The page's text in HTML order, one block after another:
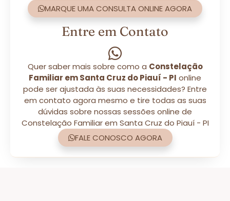
MARQUE UMA CONSULTA ONLINE AGORA
Entre em Contato
Quer saber mais sobre como a Constelação
Familiar em Santa Cruz do Piauí - PI online
pode ser ajustada às suas necessidades? Entre
em contato agora mesmo e tire todas as suas
dúvidas sobre nossas sessões online de
Constelação Familiar em Santa Cruz do Piauí - PI
FALE CONOSCO AGORA